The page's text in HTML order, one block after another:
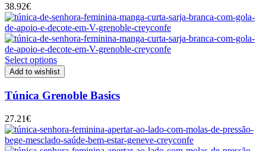
38.92€
Select options
Add to wishlist
Túnica Grenoble Basics
27.21€